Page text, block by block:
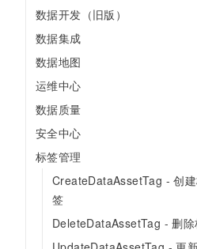
数据开发（旧版）
数据集成
数据地图
运维中心
数据质量
安全中心
标签管理
CreateDataAssetTag - 创
签
DeleteDataAssetTag - 删